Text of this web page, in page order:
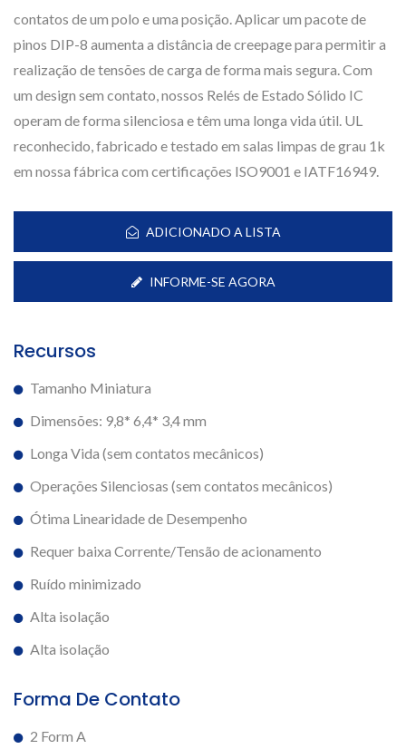
contatos de um polo e uma posição. Aplicar um pacote de
pinos DIP-8 aumenta a distância de creepage para permitir a
realização de tensões de carga de forma mais segura. Com
um design sem contato, nossos Relés de Estado Sólido IC
operam de forma silenciosa e têm uma longa vida útil. UL
reconhecido, fabricado e testado em salas limpas de grau 1k
em nossa fábrica com certificações ISO9001 e IATF16949.
ADICIONADO A LISTA
INFORME-SE AGORA
Recursos
Tamanho Miniatura
Dimensões: 9,8* 6,4* 3,4 mm
Longa Vida (sem contatos mecânicos)
Operações Silenciosas (sem contatos mecânicos)
Ótima Linearidade de Desempenho
Requer baixa Corrente/Tensão de acionamento
Ruído minimizado
Alta isolação
Alta isolação
Forma De Contato
2 Form A